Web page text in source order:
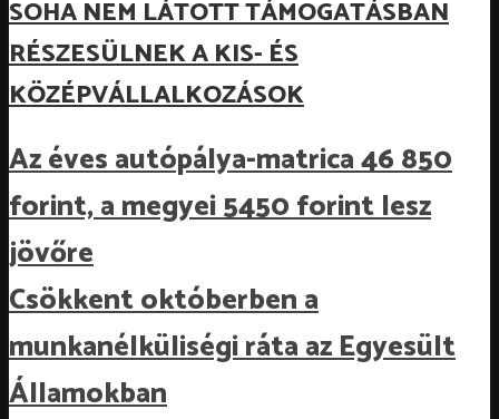
SOHA NEM LÁTOTT TÁMOGATÁSBAN
RÉSZESÜLNEK A KIS- ÉS
KÖZÉPVÁLLALKOZÁSOK
Az éves autópálya-matrica 46 850
forint, a megyei 5450 forint lesz
jövőre
Csökkent októberben a
munkanélküliségi ráta az Egyesült
Államokban